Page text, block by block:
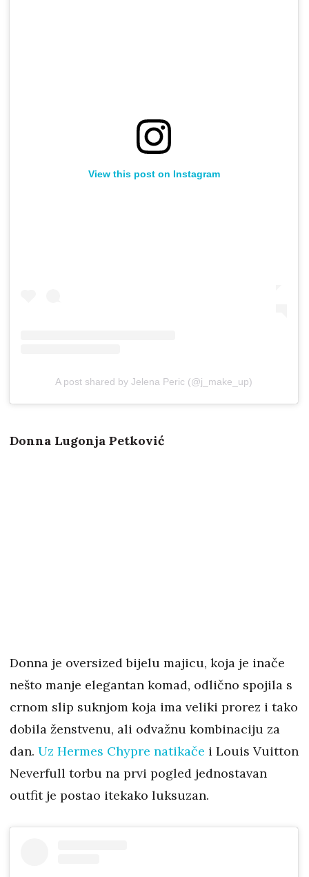
View this post on Instagram
A post shared by Jelena Peric (@j_make_up)
Donna Lugonja Petković
Donna je oversized bijelu majicu, koja je inače
nešto manje elegantan komad, odlično spojila s
crnom slip suknjom koja ima veliki prorez i tako
dobila ženstvenu, ali odvažnu kombinaciju za
dan. Uz Hermes Chypre natikače i Louis Vuitton
Neverfull torbu na prvi pogled jednostavan
outfit je postao itekako luksuzan.